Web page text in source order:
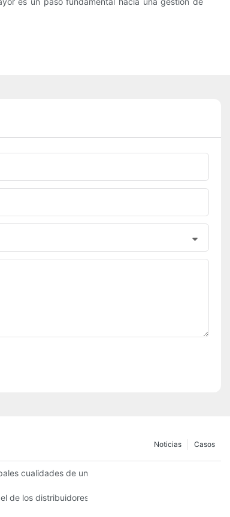
Casos
Noticias
de freno
cualidades de un distribuidor confiable de pastillas
de los distribuidores de pastillas de freno en el